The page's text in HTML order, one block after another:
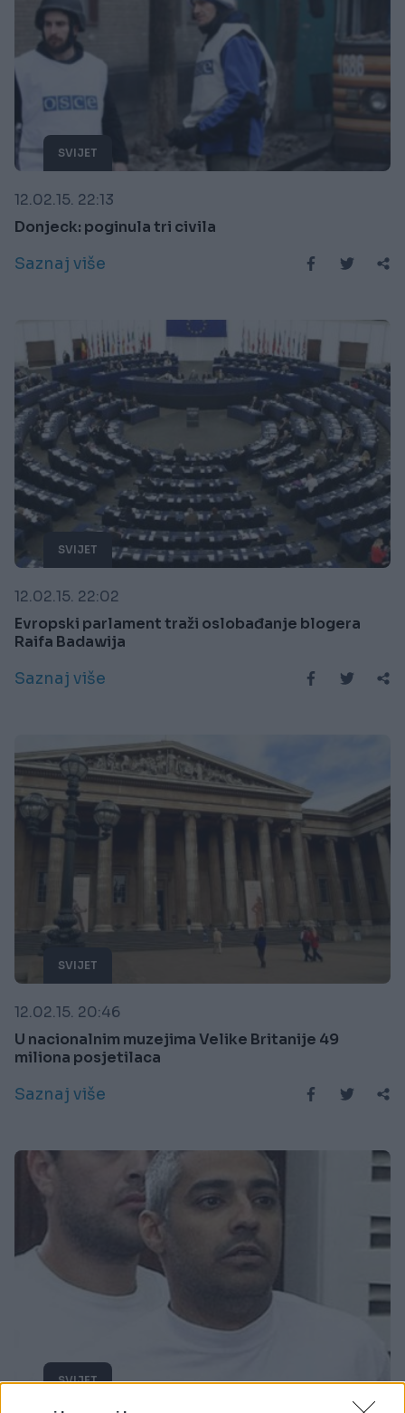
SVIJET
12.02.15. 22:13
Donjeck: poginula tri civila
Saznaj više
SVIJET
12.02.15. 22:02
Evropski parlament traži oslobađanje blogera
Raifa Badawija
Saznaj više
SVIJET
12.02.15. 20:46
U nacionalnim muzejima Velike Britanije 49
miliona posjetilaca
Saznaj više
SVIJET